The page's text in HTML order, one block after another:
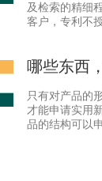
资深会计师、高企
务核算、财务管
及检索的精细
客户，专利不
哪些东西
只有对产品的
才能申请实用
品的结构可以